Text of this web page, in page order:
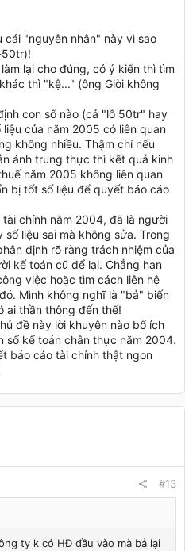
cái "nguyên nhân" này vì sao
lại cho đúng, có ý kiến thì tìm
thì "kệ..." (ông Giời không
con số nào (cả "lỗ 50tr" hay
của năm 2005 có liên quan
không nhiều. Thậm chí nếu
ánh trung thực thì kết quả kinh
năm 2005 không liên quan
bị tốt số liệu để quyết báo cáo
chính năm 2004, đã là người
liệu sai mà không sửa. Trong
định rõ ràng trách nhiệm của
kế toán cũ để lại. Chẳng hạn
việc hoặc tìm cách liên hệ
Mình không nghĩ là "bả" biến
ai thần thông đến thế!
đề này lời khuyên nào bổ ích
số kế toán chân thực năm 2004.
báo cáo tài chính thật ngon
#13
ty k có HĐ đầu vào mà bả lại